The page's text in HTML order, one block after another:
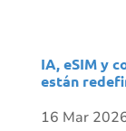
IA, eSIM y
están
16 Mar